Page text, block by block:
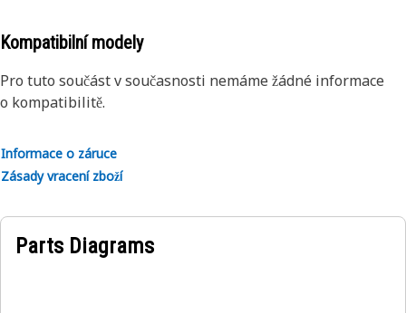
Kompatibilní modely
Pro tuto součást v současnosti nemáme žádné informace
o kompatibilitě.
Informace o záruce
Zásady vracení zboží
Parts Diagrams